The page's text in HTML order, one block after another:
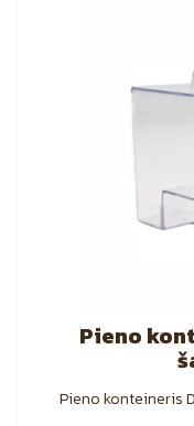
Pieno
Pieno konteineris